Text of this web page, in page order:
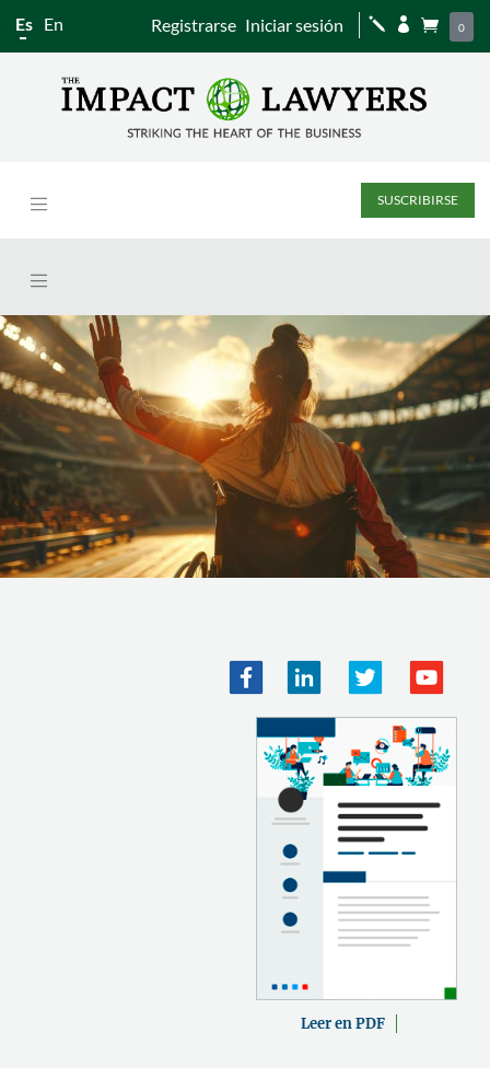
Es En Registrarse Iniciar sesión j   0
SUSCRIBIRSE
Leer en PDF